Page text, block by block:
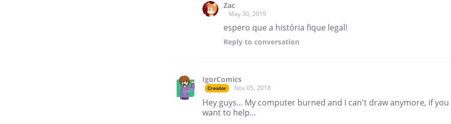
Zac
May 30, 2019
espero que a história fique legal!
Reply to conversation
IgorComics
Creator Nov 05, 2018
Hey guys... My computer burned and I can't draw anymore, if you
want to help...